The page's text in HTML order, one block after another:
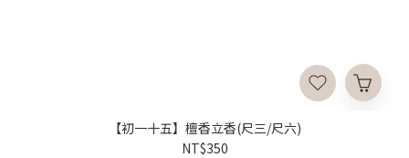
【初一十五】檀香立香(尺三/尺六)
NT$350